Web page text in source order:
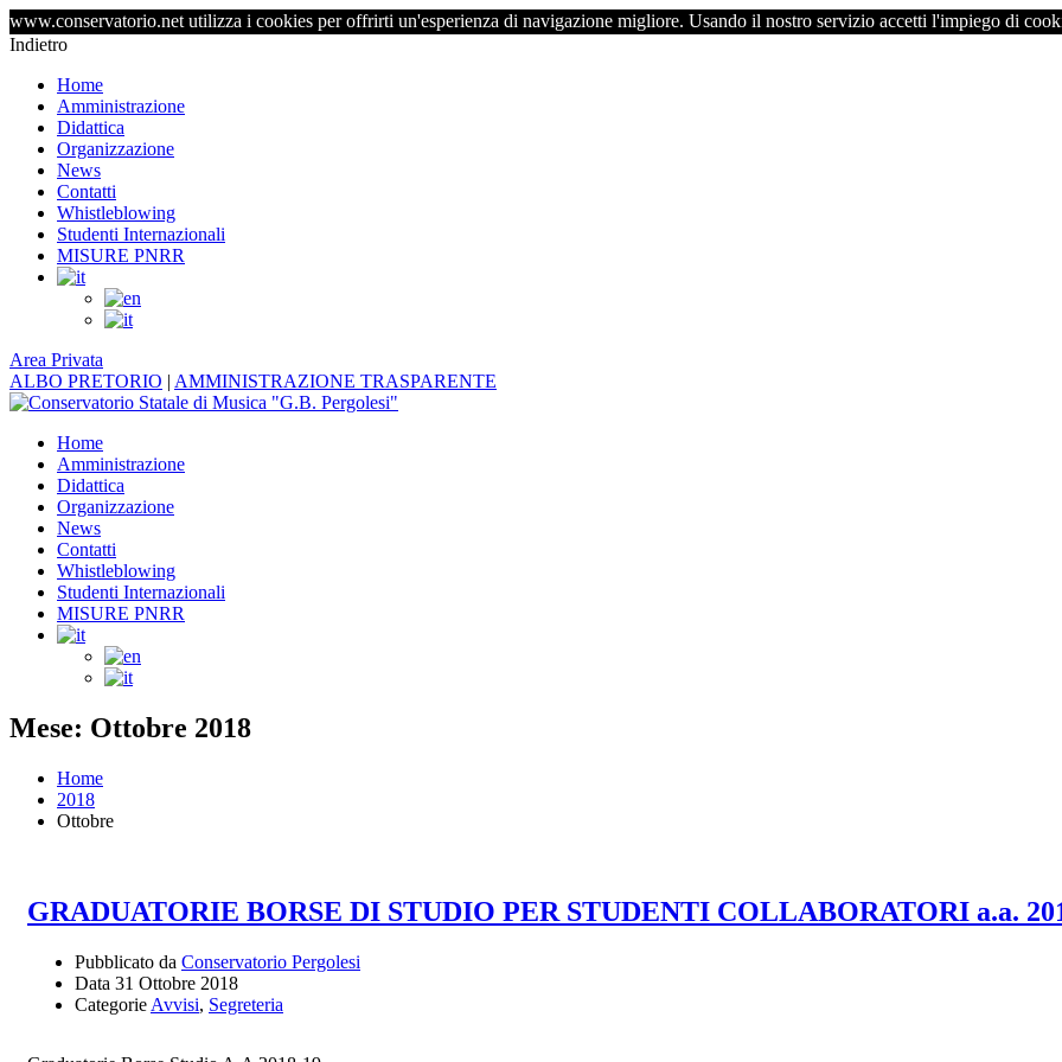
www.conservatorio.net utilizza i cookies per offrirti un'esperienza di navigazione migliore. Usando il nostro servizio accetti l'impiego di
Indietro
Home
Amministrazione
Didattica
Organizzazione
News
Contatti
Whistleblowing
Studenti Internazionali
MISURE PNRR
Area Privata
ALBO PRETORIO | AMMINISTRAZIONE TRASPARENTE
Home
Amministrazione
Didattica
Organizzazione
News
Contatti
Whistleblowing
Studenti Internazionali
MISURE PNRR
Mese: Ottobre 2018
Home
2018
Ottobre
GRADUATORIE BORSE DI STUDIO PER STUDENTI COLLABORATORI a.a.
Pubblicato da Conservatorio Pergolesi
Data 31 Ottobre 2018
Categorie Avvisi, Segreteria